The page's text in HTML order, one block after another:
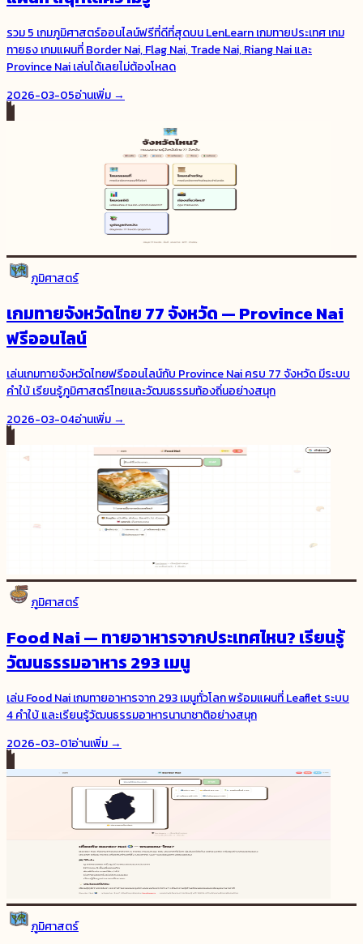
รวม 5 เกมภูมิศาสตร์ออนไลน์ฟรีที่ดีที่สุดบน LenLearn เกมทายประเทศ เกม
ทายธง เกมแผนที่ Border Nai, Flag Nai, Trade Nai, Riang Nai และ
Province Nai เล่นได้เลยไม่ต้องโหลด
2026-03-05อ่านเพิ่ม →
ภูมิศาสตร์
เกมทายจังหวัดไทย 77 จังหวัด — Province Nai
ฟรีออนไลน์
เล่นเกมทายจังหวัดไทยฟรีออนไลน์กับ Province Nai ครบ 77 จังหวัด มีระบบ
คำใบ้ เรียนรู้ภูมิศาสตร์ไทยและวัฒนธรรมท้องถิ่นอย่างสนุก
2026-03-04อ่านเพิ่ม →
ภูมิศาสตร์
Food Nai — ทายอาหารจากประเทศไหน? เรียนรู้
วัฒนธรรมอาหาร 293 เมนู
เล่น Food Nai เกมทายอาหารจาก 293 เมนูทั่วโลก พร้อมแผนที่ Leaflet ระบบ
4 คำใบ้ และเรียนรู้วัฒนธรรมอาหารนานาชาติอย่างสนุก
2026-03-01อ่านเพิ่ม →
ภูมิศาสตร์